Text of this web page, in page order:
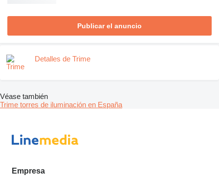
Publicar el anuncio
Detalles de Trime
Véase también
Trime torres de iluminación en España
Empresa